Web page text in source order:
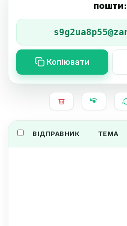
пошти:
Копіювати
ВІДПРАВНИК ТЕМА